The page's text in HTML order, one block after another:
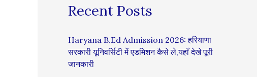
Recent Posts
Haryana B.Ed Admission 2026: हरियाणा
सरकारी यूनिवर्सिटी में एडमिशन कैसे ले,यहाँ देखे पूरी
जानकारी